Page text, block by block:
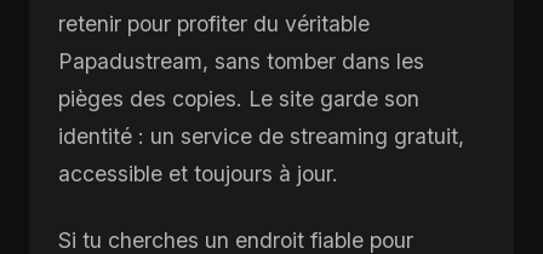
retenir pour profiter du véritable
Papadustream, sans tomber dans les
pièges des copies. Le site garde son
identité : un service de streaming gratuit,
accessible et toujours à jour.
Si tu cherches un endroit fiable pour